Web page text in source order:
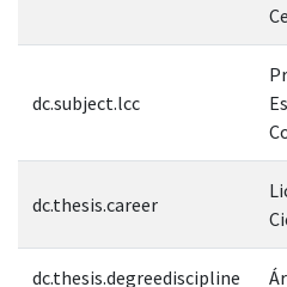
dc.subject.lcc
dc.thesis.career
dc.thesis.degreediscipline